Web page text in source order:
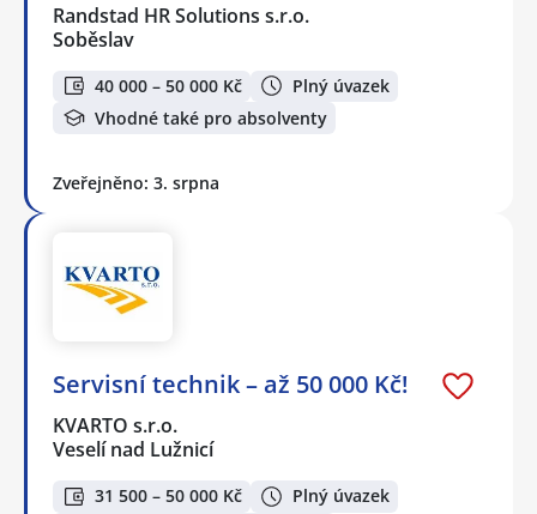
Randstad HR Solutions s.r.o.
Soběslav
40 000 – 50 000 Kč
Plný úvazek
Vhodné také pro absolventy
Zveřejněno: 3. srpna
Servisní technik – až 50 000 Kč!
KVARTO s.r.o.
Veselí nad Lužnicí
31 500 – 50 000 Kč
Plný úvazek